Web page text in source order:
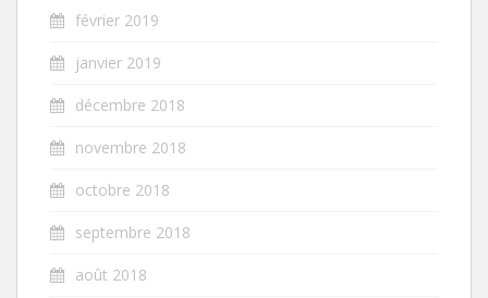
février 2019
janvier 2019
décembre 2018
novembre 2018
octobre 2018
septembre 2018
août 2018